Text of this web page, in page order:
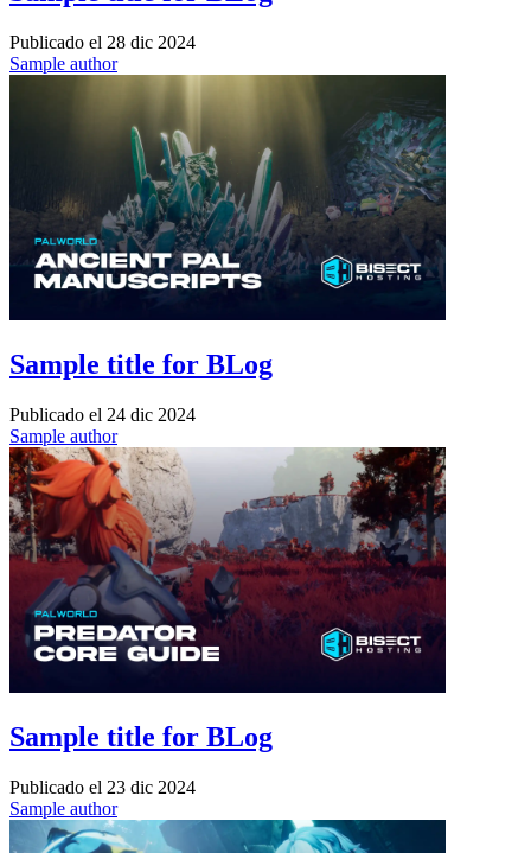
Publicado el 28 dic 2024
Sample author
Sample title for BLog
Publicado el 24 dic 2024
Sample author
Sample title for BLog
Publicado el 23 dic 2024
Sample author